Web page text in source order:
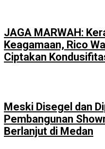
JAGA MARWAH:
Keagamaan, Rico
Ciptakan
Meski Disegel dan
Pembangunan
Berlanjut di Medan